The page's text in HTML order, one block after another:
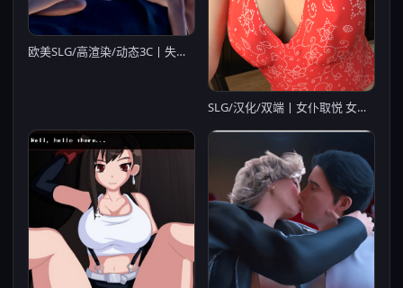
欧美SLG/高渲染/动态3C丨失物招领处（Lost&Found） V0.9 汉化中文【20241014】
SLG/汉化/双端丨女仆取悦 女仆求爱 Maid to Please v0.18.1【20251030】